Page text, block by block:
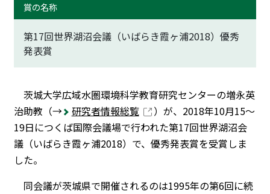
賞の名称
第17回世界湖沼会議（いばらき霞ヶ浦2018）優秀
発表賞
茨城大学広域水圏環境科学教育研究センターの増永英
治助教（→
研究者情報総覧
）が、2018年10月15～
19日につくば国際会議場で行われた第17回世界湖沼会
議（いばらき霞ヶ浦2018）で、優秀発表賞を受賞しま
した。
同会議が茨城県で開催されるのは1995年の第6回に続